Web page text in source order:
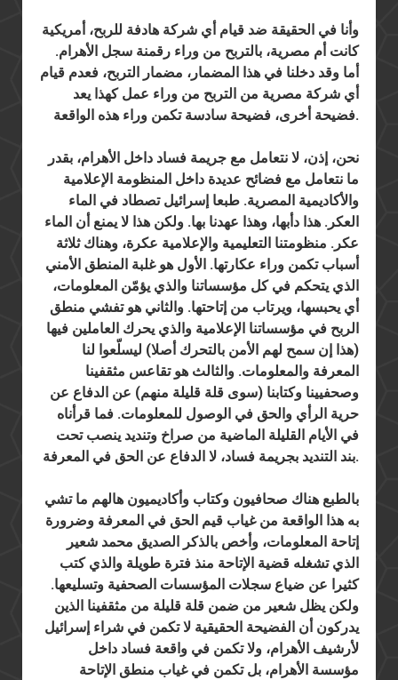
وأنا في الحقيقة ضد قيام أي شركة هادفة للربح، أمريكية
كانت أم مصرية، بالتربح من وراء رقمنة سجل الأهرام.
أما وقد دخلنا في هذا المضمار، مضمار التربح، فعدم قيام
أي شركة مصرية من التربح من وراء عمل كهذا يعد
فضيحة أخرى، فضيحة سادسة تكمن وراء هذه الواقعة.
نحن، إذن، لا نتعامل مع جريمة فساد داخل الأهرام، بقدر
ما نتعامل مع فضائح عديدة داخل المنظومة الإعلامية
والأكاديمية المصرية. طبعا إسرائيل تصطاد في الماء
العكر. هذا دأبها، وهذا عهدنا بها. ولكن هذا لا يمنع أن الماء
عكر. منظومتنا التعليمية والإعلامية عكرة، وهناك ثلاثة
أسباب تكمن وراء عكارتها. الأول هو غلبة المنطق الأمني
الذي يتحكم في كل مؤسساتنا والذي يؤمّن المعلومات،
أي يحبسها، ويرتاب من إتاحتها. والثاني هو تفشي منطق
الربح في مؤسساتنا الإعلامية والذي يحرك العاملين فيها
(هذا إن سمح لهم الأمن بالتحرك أصلا) ليسلّعوا لنا
المعرفة والمعلومات. والثالث هو تقاعس مثقفينا
وصحفيينا وكتابنا (سوى قلة قليلة منهم) عن الدفاع عن
حرية الرأي والحق في الوصول للمعلومات. فما قرأناه
في الأيام القليلة الماضية من صراخ وتنديد ينصب تحت
بند التنديد بجريمة فساد، لا الدفاع عن الحق في المعرفة.
بالطبع هناك صحافيون وكتاب وأكاديميون هالهم ما تشي
به هذا الواقعة من غياب قيم الحق في المعرفة وضرورة
إتاحة المعلومات، وأخص بالذكر الصديق محمد شعير
الذي تشغله قضية الإتاحة منذ فترة طويلة والذي كتب
كثيرا عن ضياع سجلات المؤسسات الصحفية وتسليعها.
ولكن يظل شعير من ضمن قلة قليلة من مثقفينا الذين
يدركون أن الفضيحة الحقيقية لا تكمن في شراء إسرائيل
لأرشيف الأهرام، ولا تكمن في واقعة فساد داخل
مؤسسة الأهرام، بل تكمن في غياب منطق الإتاحة